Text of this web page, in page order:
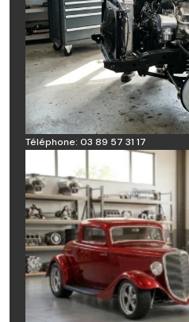
Téléphone: 03 89 57 31 17